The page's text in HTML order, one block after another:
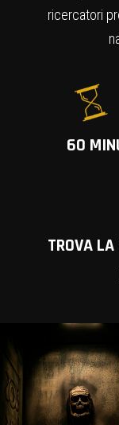
ricercatori
60
TROVA